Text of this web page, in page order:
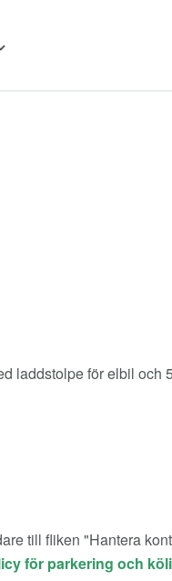
laddstolpe för elbil och
till fliken "Hantera
för parkering och